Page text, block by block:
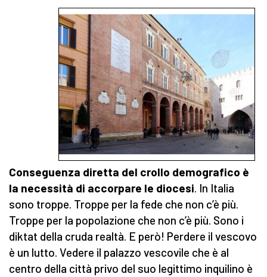
Conseguenza diretta del crollo demografico è
la necessità di accorpare le diocesi. In Italia
sono troppe. Troppe per la fede che non c’è più.
Troppe per la popolazione che non c’è più. Sono i
diktat della cruda realtà. E però! Perdere il vescovo
è un lutto. Vedere il palazzo vescovile che è al
centro della città privo del suo legittimo inquilino è